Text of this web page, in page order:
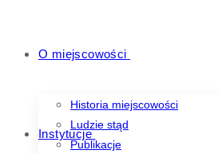
O miejscowości
Historia miejscowości
Ludzie stąd
Publikacje
Instytucje